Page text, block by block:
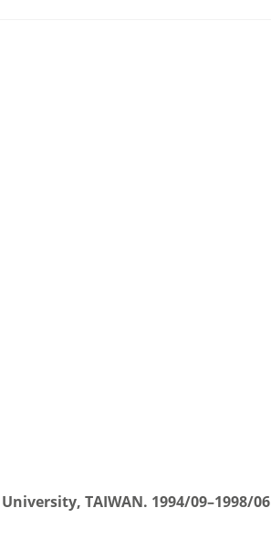
TAIWAN. 1994/09–1998/06